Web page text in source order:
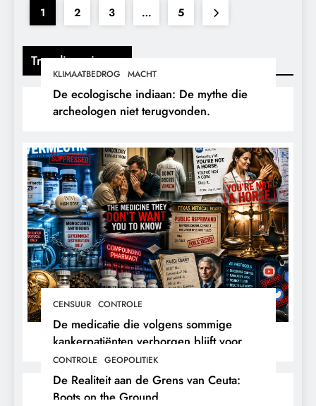
Trending nieuws
KLIMAATBEDROG MACHT
De ecologische indiaan: De mythe die
archeologen niet terugvonden.
CENSUUR CONTROLE
De medicatie die volgens sommige
kankerpatiënten verborgen blijft voor
hun eigen arts.
CONTROLE GEOPOLITIEK
De Realiteit aan de Grens van Ceuta:
Boots on the Ground.
1 2 3 … 5